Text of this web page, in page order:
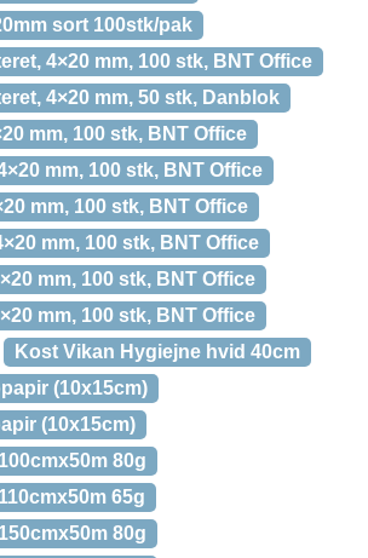
sort 100stk/pak
4×20 mm, 100 stk, BNT Office
4×20 mm, 50 stk, Danblok
mm, 100 stk, BNT Office
mm, 100 stk, BNT Office
mm, 100 stk, BNT Office
mm, 100 stk, BNT Office
mm, 100 stk, BNT Office
mm, 100 stk, BNT Office
Kost Vikan Hygiejne hvid 40cm
(10x15cm)
(10x15cm)
80g
65g
80g